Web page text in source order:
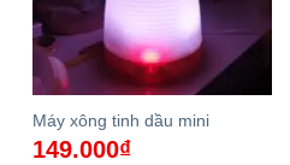
Máy xông tinh dầu mini
149.000₫